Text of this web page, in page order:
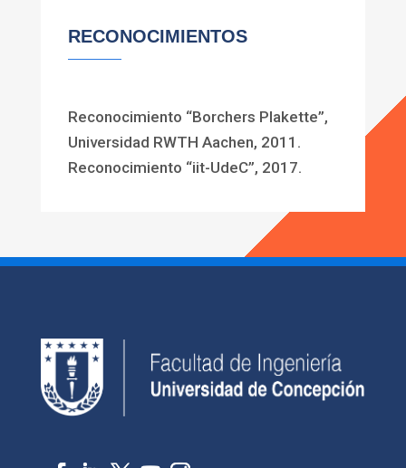
RECONOCIMIENTOS
Reconocimiento “Borchers Plakette”,
Universidad RWTH Aachen, 2011.
Reconocimiento “iit-UdeC”, 2017.